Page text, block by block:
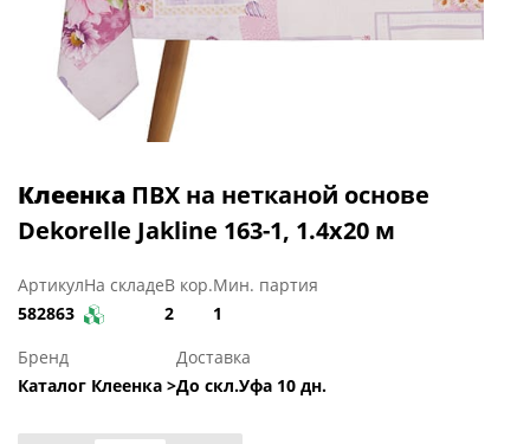
Клеенка ПВХ на нетканой основе
Dekorelle Jakline 163-1, 1.4x20 м
Артикул
582863
На складеВ кор.
2
Мин. партия
1
Бренд
Каталог Клеенка >
Доставка
До скл.Уфа 10 дн.